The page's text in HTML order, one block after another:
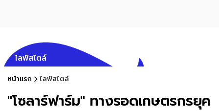
ไลฟ์สไตล์
หน้าแรก ไลฟ์สไตล์
"โซลาร์ฟาร์ม" ทางรอดเกษตรกรยุค